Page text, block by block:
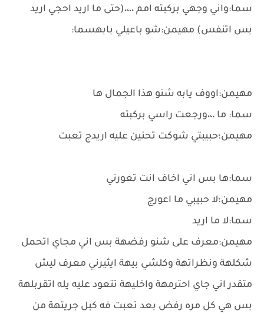
سما:واني وجهي بركبته امم ،،،،(حتى ما اريد احجي اريد
بس اتنفس) مهيمن:شو باعيلي بابهسما:
مهيمن:اووف يابه شنو هذا الجمال ها
سما: ما ،،،ورجعت راسي بركبته
مهيمن؛حبيبتي شوكت تحنين عليه اريدج تعبت
سما:ها بس اني اخاف انت تعورني
مهيمن؛لا حبيبي ما اعورج
سما:لا ما اريد
مهيمن:معرف على شنو رفضهة بس اني مجاي اتحمل
شكلهة ونظراتهة وكلشي بيهة ايثيرني معرف ليش
متقدر اني جاي احترمهة واخليهة تتعود عليه يله اتقربلهة
بس هي كل مره رفض بعد تعبت فه كبل جريتهة من